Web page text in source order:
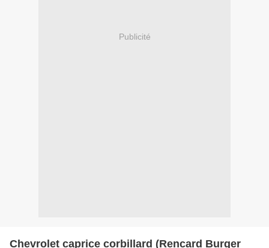
Publicité
Chevrolet caprice corbillard (Rencard Burger